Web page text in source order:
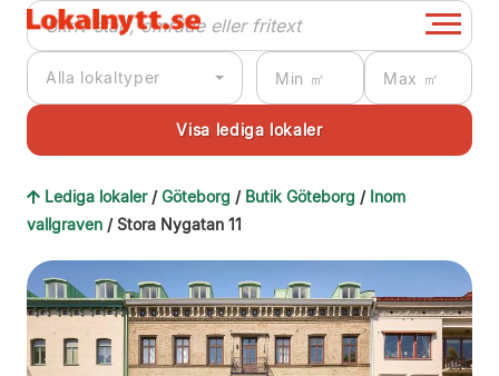
Alla lokaltyper
Lediga lokaler /Göteborg / Butik Göteborg / Inom
vallgraven / Stora Nygatan 11